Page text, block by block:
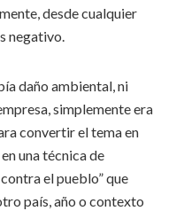
desde cualquier
negativo.
daño ambiental, ni
simplemente era
convertir el tema en
una técnica de
el pueblo” que
país, año o contexto